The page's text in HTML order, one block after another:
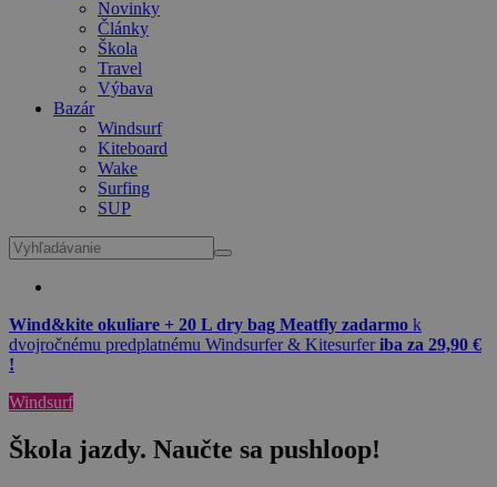
Novinky
Články
Škola
Travel
Výbava
Bazár
Windsurf
Kiteboard
Wake
Surfing
SUP
Wind&kite okuliare + 20 L dry bag Meatfly zadarmo k
dvojročnému predplatnému Windsurfer & Kitesurferiba za 29,90 €
!
Windsurf
Škola jazdy. Naučte sa pushloop!